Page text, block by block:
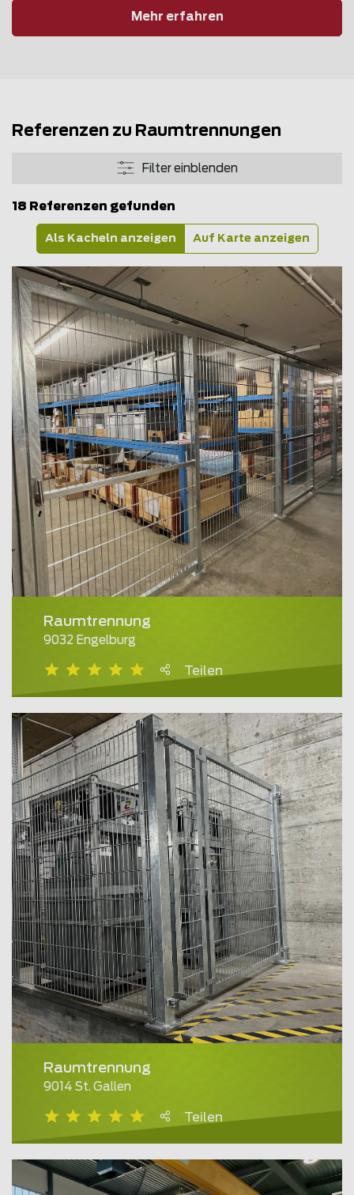
Mehr erfahren
Referenzen zu Raumtrennungen
Filter einblenden
18 Referenzen gefunden
Als Kacheln anzeigen Auf Karte anzeigen
Raumtrennung
9032 Engelburg
Teilen
Raumtrennung
9014 St. Gallen
Teilen